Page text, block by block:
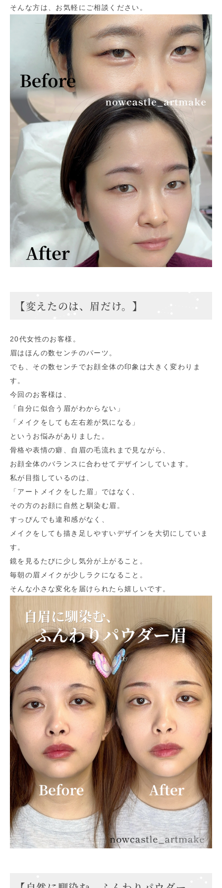
そんな方は、お気軽にご相談ください。
【変えたのは、眉だけ。】
20代女性のお客様。
眉はほんの数センチのパーツ。
でも、その数センチでお顔全体の印象は大きく変わりま
す。
今回のお客様は、
「自分に似合う眉がわからない」
「メイクをしても左右差が気になる」
というお悩みがありました。
骨格や表情の癖、自眉の毛流れまで見ながら、
お顔全体のバランスに合わせてデザインしています。
私が目指しているのは、
「アートメイクをした眉」ではなく、
その方のお顔に自然と馴染む眉。
すっぴんでも違和感がなく、
メイクをしても描き足しやすいデザインを大切にしていま
す。
鏡を見るたびに少し気分が上がること。
毎朝の眉メイクが少しラクになること。
そんな小さな変化を届けられたら嬉しいです。